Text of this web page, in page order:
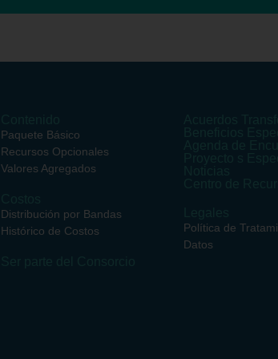
Paquete Básico
Recursos Opcionales
Valores Agregados
Distribución por Bandas
Histórico de Costos
Política de
Datos